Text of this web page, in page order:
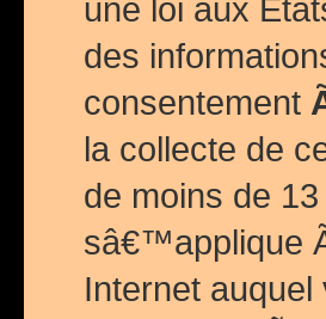
une loi aux
des
consentement
la collecte de
de moins de
sâ€™applique
Internet